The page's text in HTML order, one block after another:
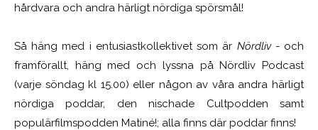
hårdvara och andra härligt nördiga spörsmål!
Så häng med i entusiastkollektivet som är Nördliv- och
framförallt, häng med och lyssna på Nördliv Podcast
(varje söndag kl 15.00) eller någon av våra andra härligt
nördiga poddar, den nischade Cultpodden samt
populärfilmspodden Matiné!; alla finns där poddar finns!